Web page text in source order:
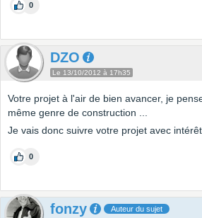
0
DZO
Le 13/10/2012 à 17h35
Votre projet à l'air de bien avancer, je
même genre de construction ...
Je vais donc suivre votre projet avec intérêt
0
fonzy Auteur du sujet